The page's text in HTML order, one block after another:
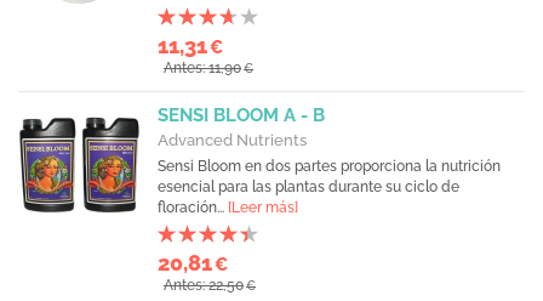
11,31€
Antes: 11,90€
SENSI BLOOM A - B
Advanced Nutrients
Sensi Bloom en dos partes proporciona la nutrición
esencial para las plantas durante su ciclo de
floración... [Leer más]
20,81€
Antes: 22,50€